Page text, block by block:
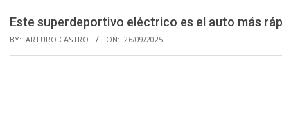
Este superdeportivo eléctrico es el auto más
BY: ARTURO CASTRO ON: 26/09/2025